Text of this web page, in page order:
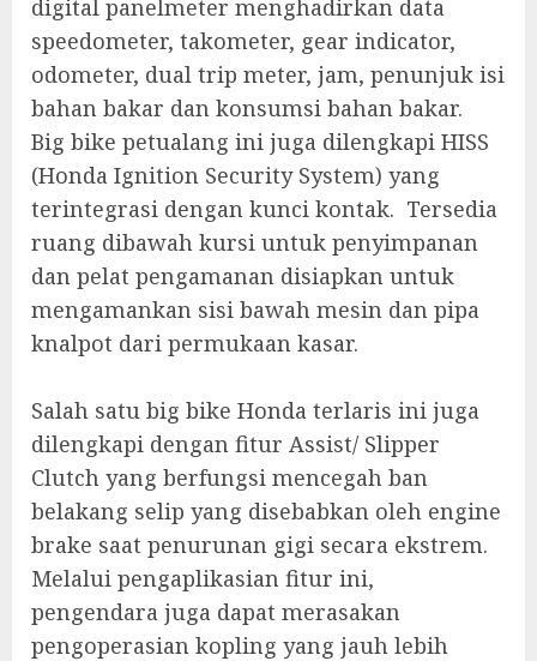
digital panelmeter menghadirkan data
speedometer, takometer, gear indicator,
odometer, dual trip meter, jam, penunjuk isi
bahan bakar dan konsumsi bahan bakar.
Big bike petualang ini juga dilengkapi HISS
(Honda Ignition Security System) yang
terintegrasi dengan kunci kontak. Tersedia
ruang dibawah kursi untuk penyimpanan
dan pelat pengamanan disiapkan untuk
mengamankan sisi bawah mesin dan pipa
knalpot dari permukaan kasar.
Salah satu big bike Honda terlaris ini juga
dilengkapi dengan fitur Assist/ Slipper
Clutch yang berfungsi mencegah ban
belakang selip yang disebabkan oleh engine
brake saat penurunan gigi secara ekstrem.
Melalui pengaplikasian fitur ini,
pengendara juga dapat merasakan
pengoperasian kopling yang jauh lebih